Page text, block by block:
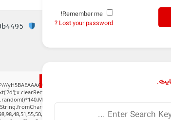
yH5BAEAAAAALAAAAAABAAEAAAIBRAA7"
Lost your password ?